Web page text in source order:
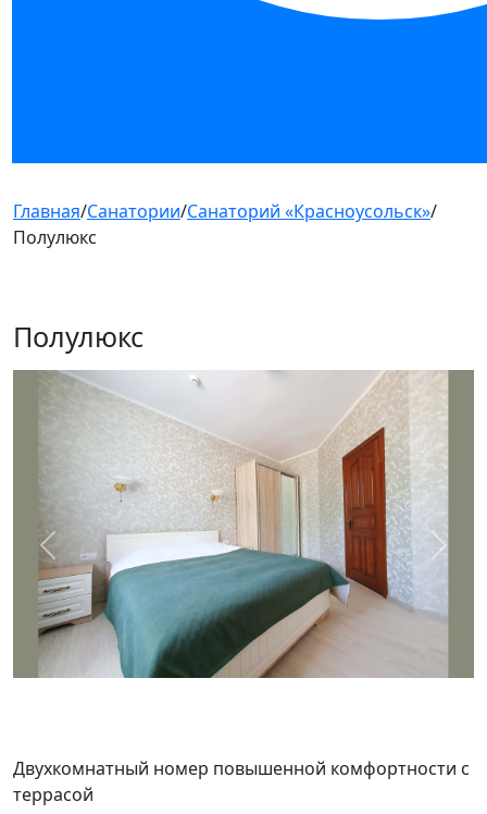
Главная/Санатории/Санаторий «Красноусольск»/
Полулюкс
Полулюкс
Предыдущий
Двухкомнатный номер повышенной комфортности с
террасой